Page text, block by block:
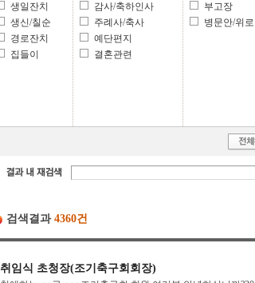
생일잔치
생신/칠순
경로잔치
집들이
감사/축하인사
주례사/축사
예단편지
결혼관련
부고장
병문안/위로
검색결과 4360건
취임식 초청장(조기축구회회장)